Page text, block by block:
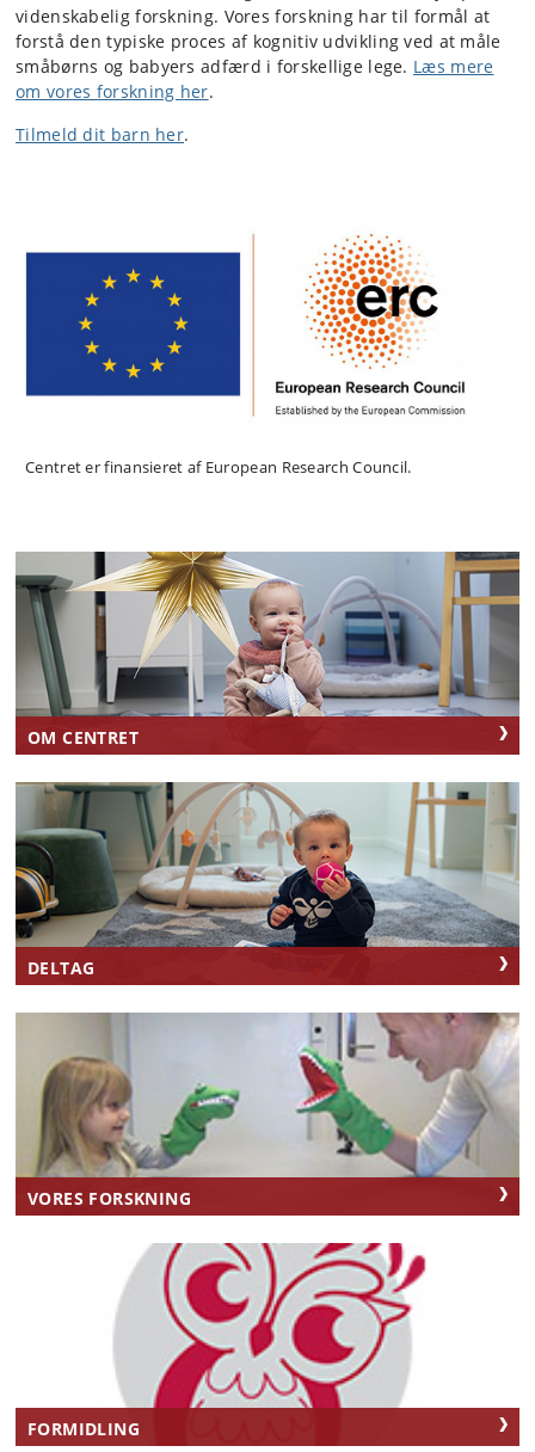
videnskabelig forskning. Vores forskning har til formål at
forstå den typiske proces af kognitiv udvikling ved at måle
småbørns og babyers adfærd i forskellige lege. Læs mere
om vores forskning her.
Tilmeld dit barn her.
Centret er finansieret af European Research Council.
OM CENTRET
DELTAG
VORES FORSKNING
FORMIDLING